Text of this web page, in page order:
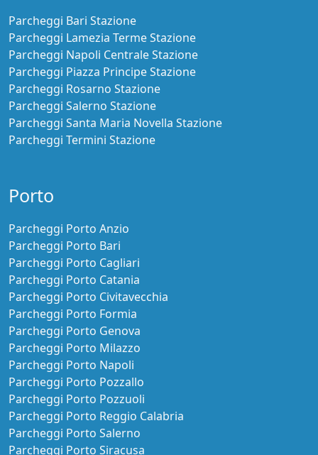
Parcheggi Bari Stazione
Parcheggi Lamezia Terme Stazione
Parcheggi Napoli Centrale Stazione
Parcheggi Piazza Principe Stazione
Parcheggi Rosarno Stazione
Parcheggi Salerno Stazione
Parcheggi Santa Maria Novella Stazione
Parcheggi Termini Stazione
Porto
Parcheggi Porto Anzio
Parcheggi Porto Bari
Parcheggi Porto Cagliari
Parcheggi Porto Catania
Parcheggi Porto Civitavecchia
Parcheggi Porto Formia
Parcheggi Porto Genova
Parcheggi Porto Milazzo
Parcheggi Porto Napoli
Parcheggi Porto Pozzallo
Parcheggi Porto Pozzuoli
Parcheggi Porto Reggio Calabria
Parcheggi Porto Salerno
Parcheggi Porto Siracusa